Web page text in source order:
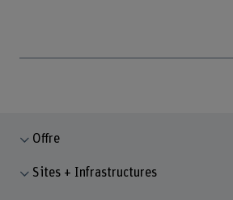
Offre
Sites + Infrastructures